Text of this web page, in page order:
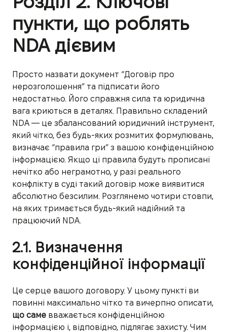
пункти, що роблять
NDA дієвим
Просто назвати документ “Договір про
нерозголошення” та підписати його
недостатньо. Його справжня сила та юридична
вага криються в деталях. Правильно складений
NDA — це збалансований юридичний інструмент,
який чітко, без будь-яких розмитих формулювань,
визначає “правила гри” з вашою конфіденційною
інформацією. Якщо ці правила будуть прописані
нечітко або неграмотно, у разі реального
конфлікту в суді такий договір може виявитися
абсолютно безсилим. Розглянемо чотири стовпи,
на яких тримається будь-який надійний та
працюючий NDA.
2.1. Визначення
конфіденційної інформації
Це серце вашого договору. У цьому пункті ви
повинні максимально чітко та вичерпно описати,
що саме вважається конфіденційною
інформацією і, відповідно, підлягає захисту. Чим